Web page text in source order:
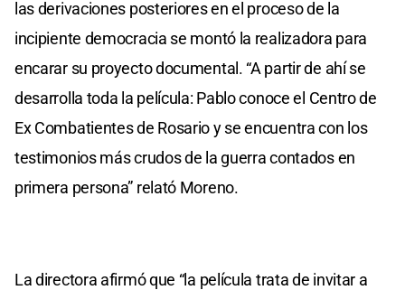
las derivaciones posteriores en el proceso de la
incipiente democracia se montó la realizadora para
encarar su proyecto documental. “A partir de ahí se
desarrolla toda la película: Pablo conoce el Centro de
Ex Combatientes de Rosario y se encuentra con los
testimonios más crudos de la guerra contados en
primera persona” relató Moreno.
La directora afirmó que “la película trata de invitar a